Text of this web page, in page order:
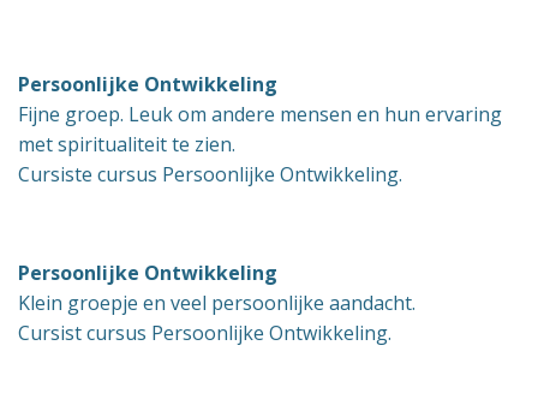
Persoonlijke Ontwikkeling
Fijne groep. Leuk om andere mensen en hun ervaring
met spiritualiteit te zien.
Cursiste cursus Persoonlijke Ontwikkeling.
Persoonlijke Ontwikkeling
Klein groepje en veel persoonlijke aandacht.
Cursist cursus Persoonlijke Ontwikkeling.